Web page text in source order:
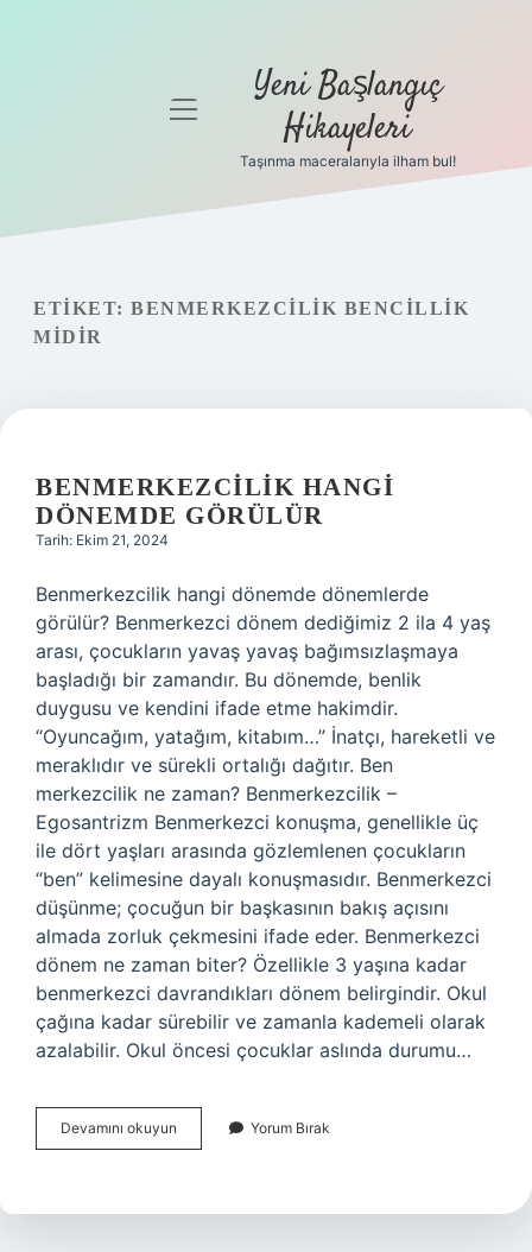
Gizlilik
Yasal Uyarı
menüyü
Yeni Başlangıç
Hikayeleri
Taşınma maceralarıyla ilham bul!
ETIKET: BENMERKEZCILIK BENCILLIK
MIDIR
BENMERKEZCILIK HANGI
DÖNEMDE GÖRÜLÜR
Tarih: Ekim 21, 2024
Benmerkezcilik hangi dönemde dönemlerde
görülür? Benmerkezci dönem dediğimiz 2 ila 4 yaş
arası, çocukların yavaş yavaş bağımsızlaşmaya
başladığı bir zamandır. Bu dönemde, benlik
duygusu ve kendini ifade etme hakimdir.
“Oyuncağım, yatağım, kitabım…” İnatçı, hareketli ve
meraklıdır ve sürekli ortalığı dağıtır. Ben
merkezcilik ne zaman? Benmerkezcilik –
Egosantrizm Benmerkezci konuşma, genellikle üç
ile dört yaşları arasında gözlemlenen çocukların
“ben” kelimesine dayalı konuşmasıdır. Benmerkezci
düşünme; çocuğun bir başkasının bakış açısını
almada zorluk çekmesini ifade eder. Benmerkezci
dönem ne zaman biter? Özellikle 3 yaşına kadar
benmerkezci davrandıkları dönem belirgindir. Okul
çağına kadar sürebilir ve zamanla kademeli olarak
azalabilir. Okul öncesi çocuklar aslında durumu…
Devamını okuyun Benmerkezcilik
Hangi
Yorum Bırak